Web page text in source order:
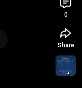
0
Share